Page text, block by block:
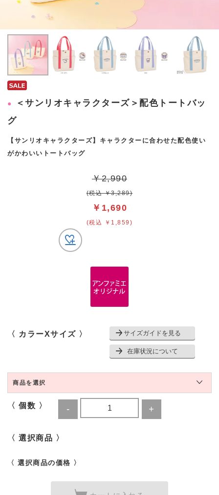
＜サンリオキャラクターズ＞配色トートバッ
グ
【サンリオキャラクターズ】キャラクターに合わせた配色使い
がかわいいトートバッグ
￥2,990
(税込 ￥3,289)
￥1,690
(税込 ￥1,859)
〈 カラーXサイズ 〉 サイズガイドを見る
在庫状況について
商品を選択
〈 個数 〉
〈 選択商品 〉
〈 選択商品の価格 〉